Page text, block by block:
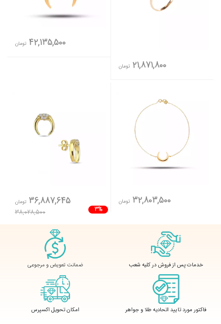
21,871,800 تومان
42,135,500 تومان
32,803,500 تومان
3%
36,887,645 تومان
38,028,500
خدمات پس از فروش در کلیه شعب ضمانت تعویض و مرجوعی
فاکتور مورد تایید اتحادیه طلا و جواهر امکان تحویل اکسپرس